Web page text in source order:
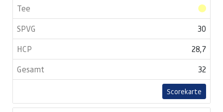
30
28,7
32
Scorekarte